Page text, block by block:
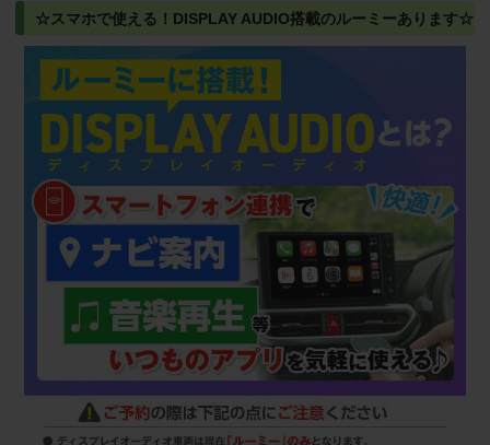
☆スマホで使える！DISPLAY AUDIO搭載のルーミーあります☆